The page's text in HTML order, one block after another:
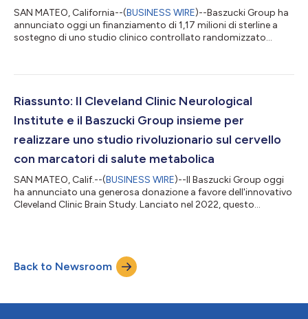
SAN MATEO, California--(BUSINESS WIRE)--Baszucki Group ha
annunciato oggi un finanziamento di 1,17 milioni di sterline a
sostegno di uno studio clinico controllato randomizzato
elevato rischio clinico di psicosi (CHR-P). I ricercatori
di migliorare la salute mentale e fisica dei pazienti. Questo
Riassunto: Il Cleveland Clinic Neurological
Institute e il Baszucki Group insieme per
realizzare uno studio rivoluzionario sul cervello
con marcatori di salute metabolica
SAN MATEO, Calif.--(BUSINESS WIRE)--Il Baszucki Group oggi
ha annunciato una generosa donazione a favore dell'innovativo
Cleveland Clinic Brain Study. Lanciato nel 2022, questo
necessari per prevenire e quindi curare le malattie neurologiche.
L'impegno del Baszucki Group porta a 450.000 dollari la
Back to Newsroom